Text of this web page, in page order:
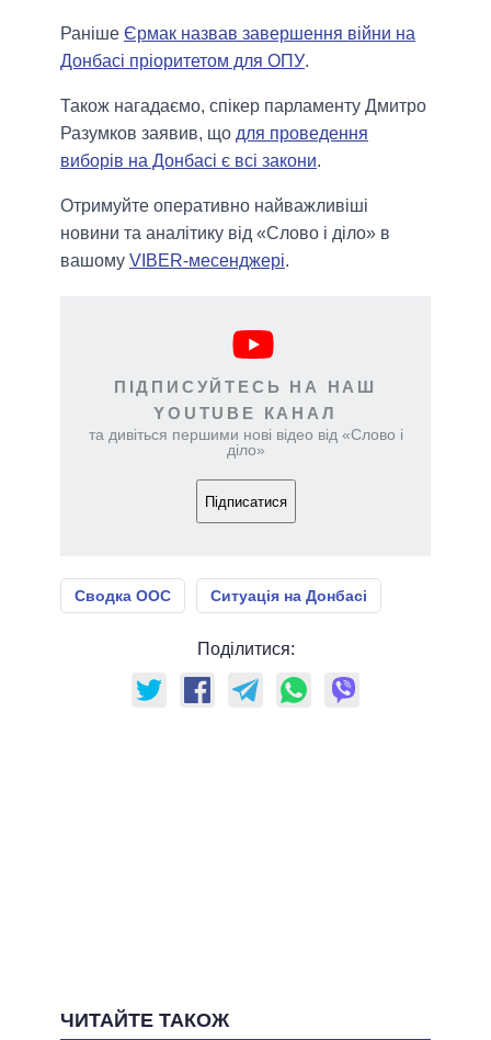
Раніше Єрмак назвав завершення війни на
Донбасі пріоритетом для ОПУ.
Також нагадаємо, спікер парламенту Дмитро
Разумков заявив, що для проведення
виборів на Донбасі є всі закони.
Отримуйте оперативно найважливіші
новини та аналітику від «Слово і діло» в
вашому VIBER-месенджері.
ПІДПИСУЙТЕСЬ НА НАШ
YOUTUBE КАНАЛ
та дивіться першими нові відео від «Слово і
діло»
Підписатися
Сводка ООС Ситуація на Донбасі
Поділитися:
ЧИТАЙТЕ ТАКОЖ